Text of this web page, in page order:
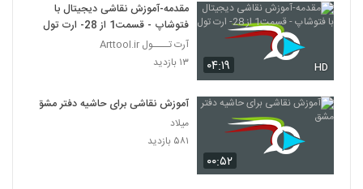
۰۴:۱۹ HD
مقدمه-آموزش نقاشی دیجیتال با
فتوشاپ - قسمت1 از 28- ارت تول
آرت تــــول Arttool.ir
۱۳ بازدید
۰۰:۵۲
آموزش نقاشی برای حاشیه دفتر مشق
میلاد
۵۸۱ بازدید